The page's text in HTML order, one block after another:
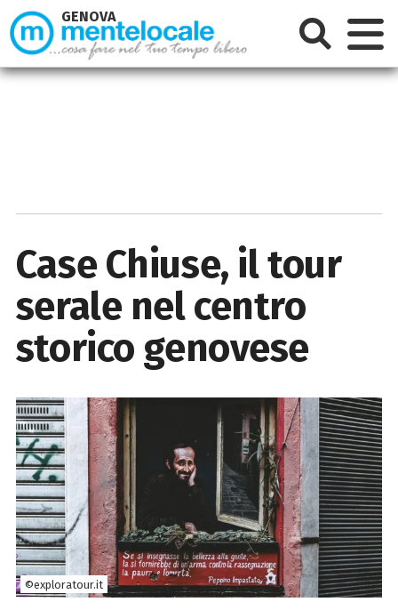
Case Chiuse, il tour
serale nel centro
storico genovese
©exploratour.it
GENOVA